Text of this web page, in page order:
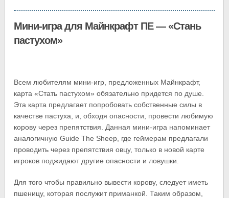
Мини-игра для Майнкрафт ПЕ — «Стань
пастухом»
Всем любителям мини-игр, предложенных Майнкрафт,
карта «Стать пастухом» обязательно придется по душе.
Эта карта предлагает попробовать собственные силы в
качестве пастуха, и, обходя опасности, провести любимую
корову через препятствия. Данная мини-игра напоминает
аналогичную Guide The Sheep, где геймерам предлагали
проводить через препятствия овцу, только в новой карте
игроков поджидают другие опасности и ловушки.
Для того чтобы правильно вывести корову, следует иметь
пшеницу, которая послужит приманкой. Таким образом,